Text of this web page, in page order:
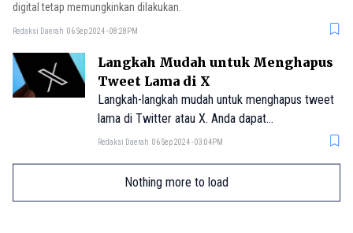
digital tetap memungkinkan dilakukan.
Redaksi Daerah 06 Sep 2024 - 08:28PM
Langkah Mudah untuk Menghapus
Tweet Lama di X
Langkah-langkah mudah untuk menghapus tweet
lama di Twitter atau X. Anda dapat
membersihkan linimasa akun X dari postingan
Redaksi Daerah 06 Sep 2024 - 03:04PM
Nothing more to load